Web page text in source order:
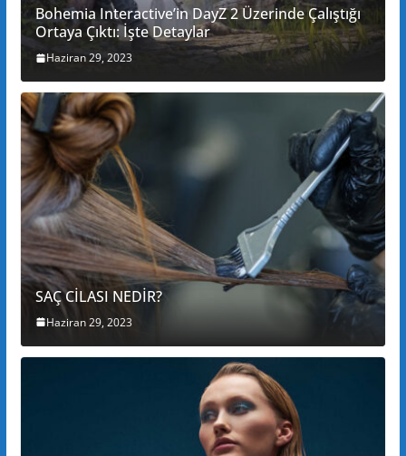
Bohemia Interactive’in DayZ 2 Üzerinde Çalıştığı
Ortaya Çıktı: İşte Detaylar
Haziran 29, 2023
SAÇ CİLASI NEDİR?
Haziran 29, 2023